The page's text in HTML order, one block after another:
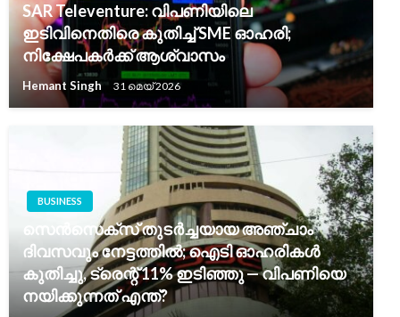
SAR Televenture: വിപണിയിലെ
ഇടിവിനെതിരെ കുതിച്ച് SME ഓഹരി;
നിക്ഷേപകർക്ക് ആശ്വാസം
Hemant Singh 31 മെയ്‌ 2026
BUSINESS
സെൻസെക്‌സ് തുടർച്ചയായ അഞ്ചാം
ദിവസവും നേട്ടത്തിൽ; ഐടി ഓഹരികൾ
കുതിച്ചു, ട്രെന്റ് 11% ഇടിഞ്ഞു — വിപണിയെ
നയിക്കുന്നത് എന്ത്?